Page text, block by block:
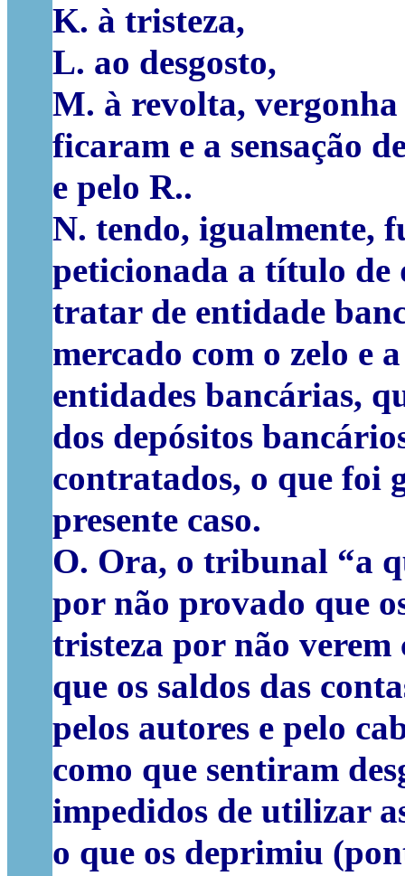
K. à tristeza,
L. ao desgosto,
M. à revolta, vergonha
ficaram e a sensação
e pelo R..
N. tendo, igualmente,
peticionada a título de
tratar de entidade
mercado com o zelo e
entidades bancárias,
dos depósitos
contratados, o que foi
presente caso.
O. Ora, o tribunal “a
por não provado que
tristeza por não
que os saldos das
pelos autores e pelo
como que sentiram
impedidos de utilizar
o que os deprimiu